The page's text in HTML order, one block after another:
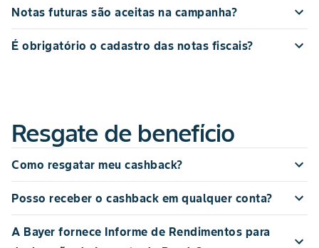
Notas futuras são aceitas na campanha?
É obrigatório o cadastro das notas fiscais?
Resgate de benefício
Como resgatar meu cashback?
Posso receber o cashback em qualquer conta?
A Bayer fornece Informe de Rendimentos para